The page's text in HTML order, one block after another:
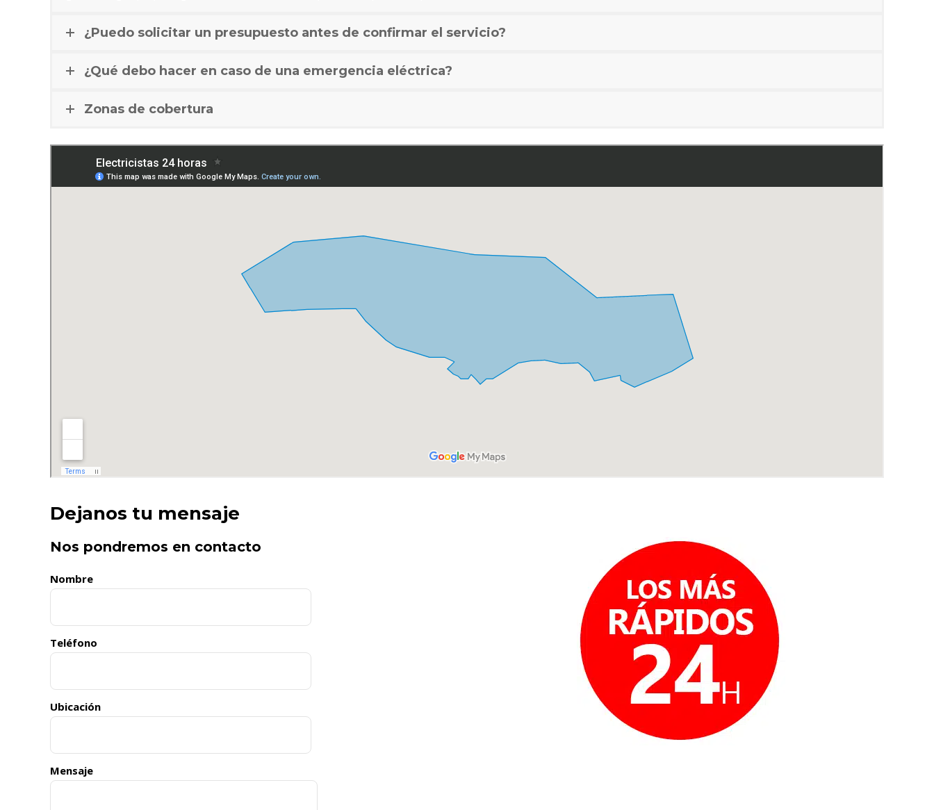
¿Puedo solicitar un presupuesto antes de confirmar el servicio?
¿Qué debo hacer en caso de una emergencia eléctrica?
Zonas de cobertura
Dejanos tu mensaje
Nos pondremos en contacto
Nombre
Teléfono
Ubicación
Mensaje